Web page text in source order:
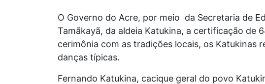
O Governo do Acre, por meio da Secretaria de
Tamãkayã, da aldeia Katukina, a certificação de
cerimônia com as tradições locais, os Katukinas
danças típicas.
Fernando Katukina, cacique geral do povo